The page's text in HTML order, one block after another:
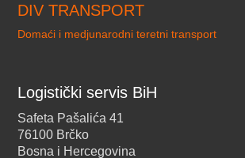
DIV TRANSPORT
Domaći i medjunarodni teretni transport
Logistički servis BiH
Safeta Pašalića 41
76100 Brčko
Bosna i Hercegovina